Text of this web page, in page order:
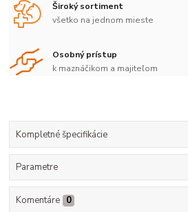
Široký sortiment
všetko na jednom mieste
Osobný prístup
k maznáčikom a majiteľom
Kompletné špecifikácie
Parametre
Komentáre 0